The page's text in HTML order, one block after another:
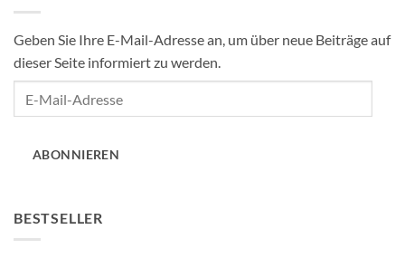
Geben Sie Ihre E-Mail-Adresse an, um über neue Beiträge auf
dieser Seite informiert zu werden.
ABONNIEREN
BESTSELLER